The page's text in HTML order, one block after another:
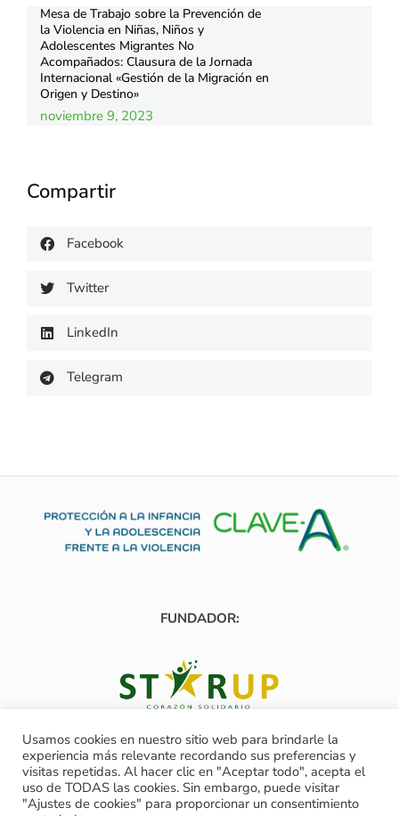
Mesa de Trabajo sobre la Prevención de
la Violencia en Niñas, Niños y
Adolescentes Migrantes No
Acompañados: Clausura de la Jornada
Internacional «Gestión de la Migración en
Origen y Destino»
noviembre 9, 2023
Compartir
Facebook
Twitter
LinkedIn
Telegram
FUNDADOR:
ClaveA
Aviso Legal
Política de Privacidad
Política de Cookies
Usamos cookies en nuestro sitio web para brindarle la
experiencia más relevante recordando sus preferencias y
visitas repetidas. Al hacer clic en "Aceptar todo", acepta el
uso de TODAS las cookies. Sin embargo, puede visitar
"Ajustes de cookies" para proporcionar un consentimiento